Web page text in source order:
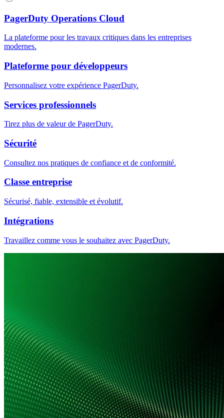
PagerDuty Operations Cloud
La plateforme pour les travaux critiques dans les entreprises
modernes.
Plateforme pour développeurs
Personnalisez votre expérience PagerDuty.
Services professionnels
Tirez plus de valeur de PagerDuty.
Sécurité
Consultez nos pratiques de confiance et de conformité.
Classe entreprise
Sécurisé, fiable, extensible et évolutif.
Intégrations
Travaillez comme vous le souhaitez avec PagerDuty.